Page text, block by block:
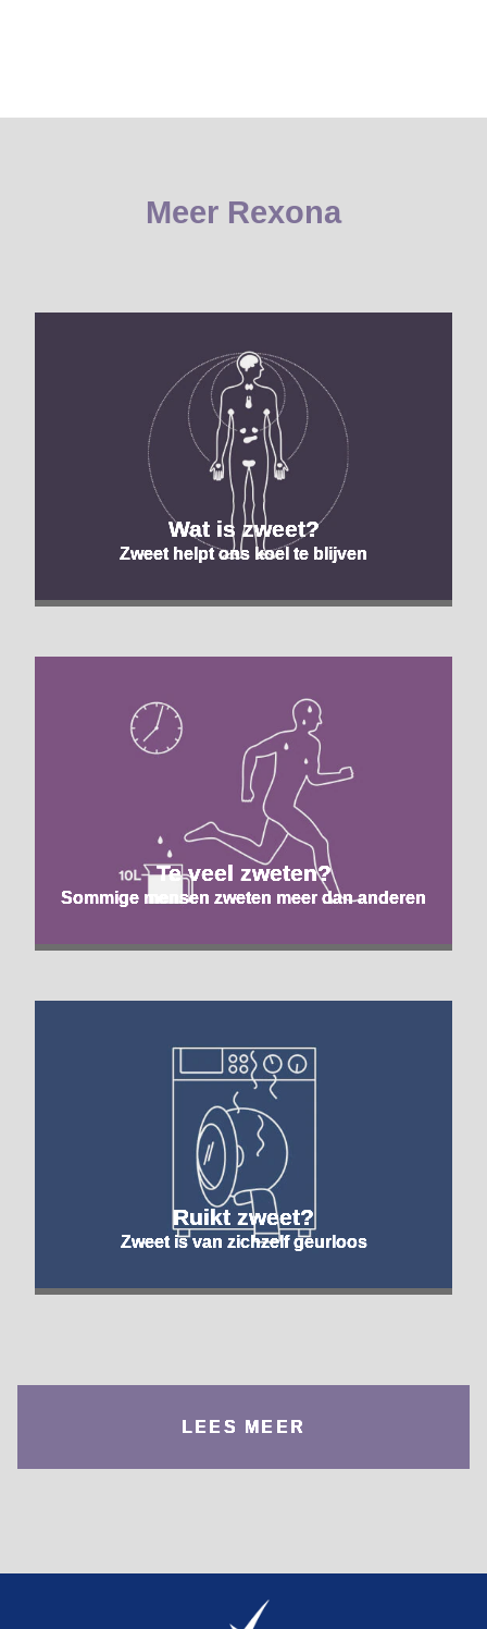
Meer Rexona
Wat is zweet?
Zweet helpt ons koel te blijven
Te veel zweten?
Sommige mensen zweten meer dan anderen
Ruikt zweet?
Zweet is van zichzelf geurloos
LEES MEER